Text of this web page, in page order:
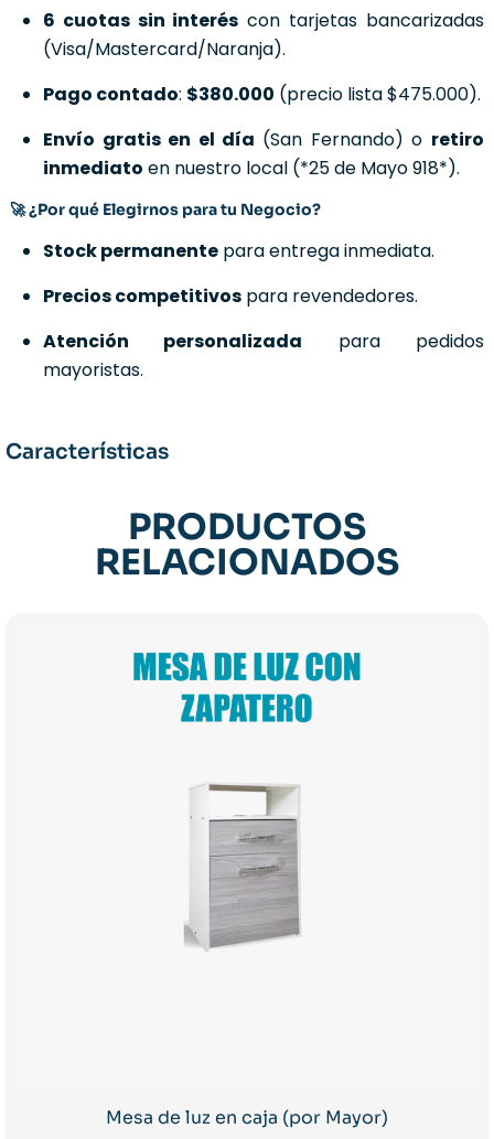
6 cuotas sin interés con tarjetas bancarizadas
(Visa/Mastercard/Naranja).
Pago contado: $380.000 (precio lista $475.000).
Envío gratis en el día (San Fernando) o retiro
inmediato en nuestro local (*25 de Mayo 918*).
🚀 ¿Por qué Elegirnos para tu Negocio?
Stock permanente para entrega inmediata.
Precios competitivos para revendedores.
Atención personalizada para pedidos
mayoristas.
Características
PRODUCTOS
RELACIONADOS
Mesa de luz en caja (por Mayor)